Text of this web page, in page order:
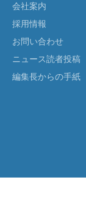
会社案内
採用情報
お問い合わせ
ニュース読者投稿
編集長からの手紙